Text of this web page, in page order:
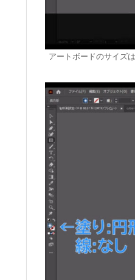
アートボードのサイズは